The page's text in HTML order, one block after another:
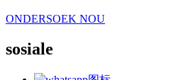
ONDERSOEK NOU
sosiale